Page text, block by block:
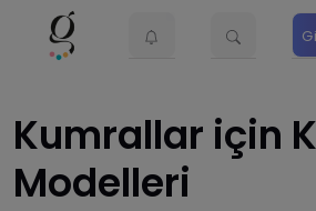
Kumrallar için
Modelleri